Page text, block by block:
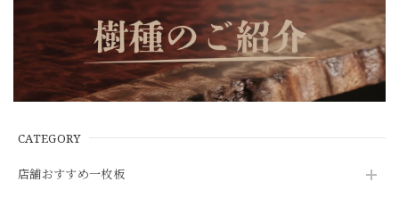
CATEGORY
店舗おすすめ一枚板